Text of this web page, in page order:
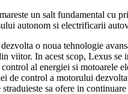
un salt fundamental cu
autonom si electrificarii
o noua tehnologie
viitor. In acest scop, Lexus
al energiei si motoarele
de control a motorului
sa ofere in